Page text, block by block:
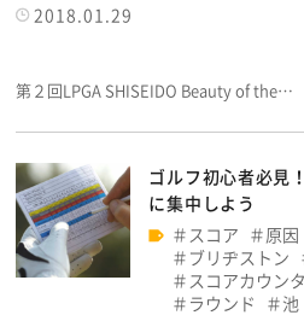
2018.01.29
第２回LPGA SHISEIDO Beauty of the…
ゴルフ初心者必見
に集中しよう
スコア
原因
ブリヂストン
スコアカウン
ラウンド
池